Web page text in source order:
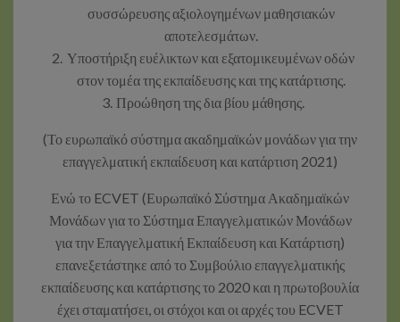
συσσώρευσης αξιολογημένων μαθησιακών
αποτελεσμάτων.
Υποστήριξη ευέλικτων και εξατομικευμένων οδών
στον τομέα της εκπαίδευσης και της κατάρτισης.
Προώθηση της δια βίου μάθησης.
(Το ευρωπαϊκό σύστημα ακαδημαϊκών μονάδων για την
επαγγελματική εκπαίδευση και κατάρτιση 2021)
Ενώ το ECVET (Ευρωπαϊκό Σύστημα Ακαδημαϊκών
Μονάδων για το Σύστημα Επαγγελματικών Μονάδων
για την Επαγγελματική Εκπαίδευση και Κατάρτιση)
επανεξετάστηκε από το Συμβούλιο επαγγελματικής
εκπαίδευσης και κατάρτισης το 2020 και η πρωτοβουλία
έχει σταματήσει, οι στόχοι και οι αρχές του ECVET